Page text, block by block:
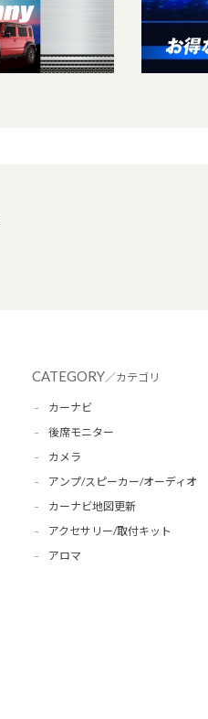
CATEGORY／カテゴリ
カーナビ
後席モニター
カメラ
アンプ/スピーカー/オーディオ
カーナビ地図更新
アクセサリー/取付キット
アロマ